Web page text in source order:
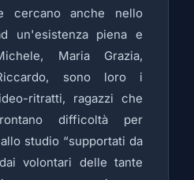
cercano anche nello
un'esistenza piena e
Maria Grazia,
sono loro i
ritratti, ragazzi che
difficoltà per
studio “supportati da
volontari delle tante